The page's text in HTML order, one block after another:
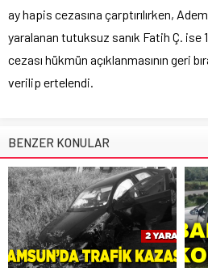
ay hapis cezasına çarptırılırken,
yaralanan tutuksuz sanık Fatih Ç. ise
cezası hükmün açıklanmasının geri
verilip ertelendi.
BENZER KONULAR